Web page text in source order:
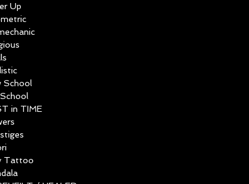
Up
School
in TIME
Tattoo